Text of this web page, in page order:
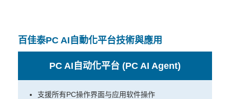
百佳泰PC AI自動化平台技術與應用
PC AI自动化平台 (PC AI Agent)
支援所有PC操作界面与应用软件操作